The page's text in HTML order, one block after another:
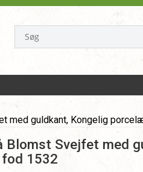
med guldkant, Kongelig
Blomst Svejfet med
fod 1532